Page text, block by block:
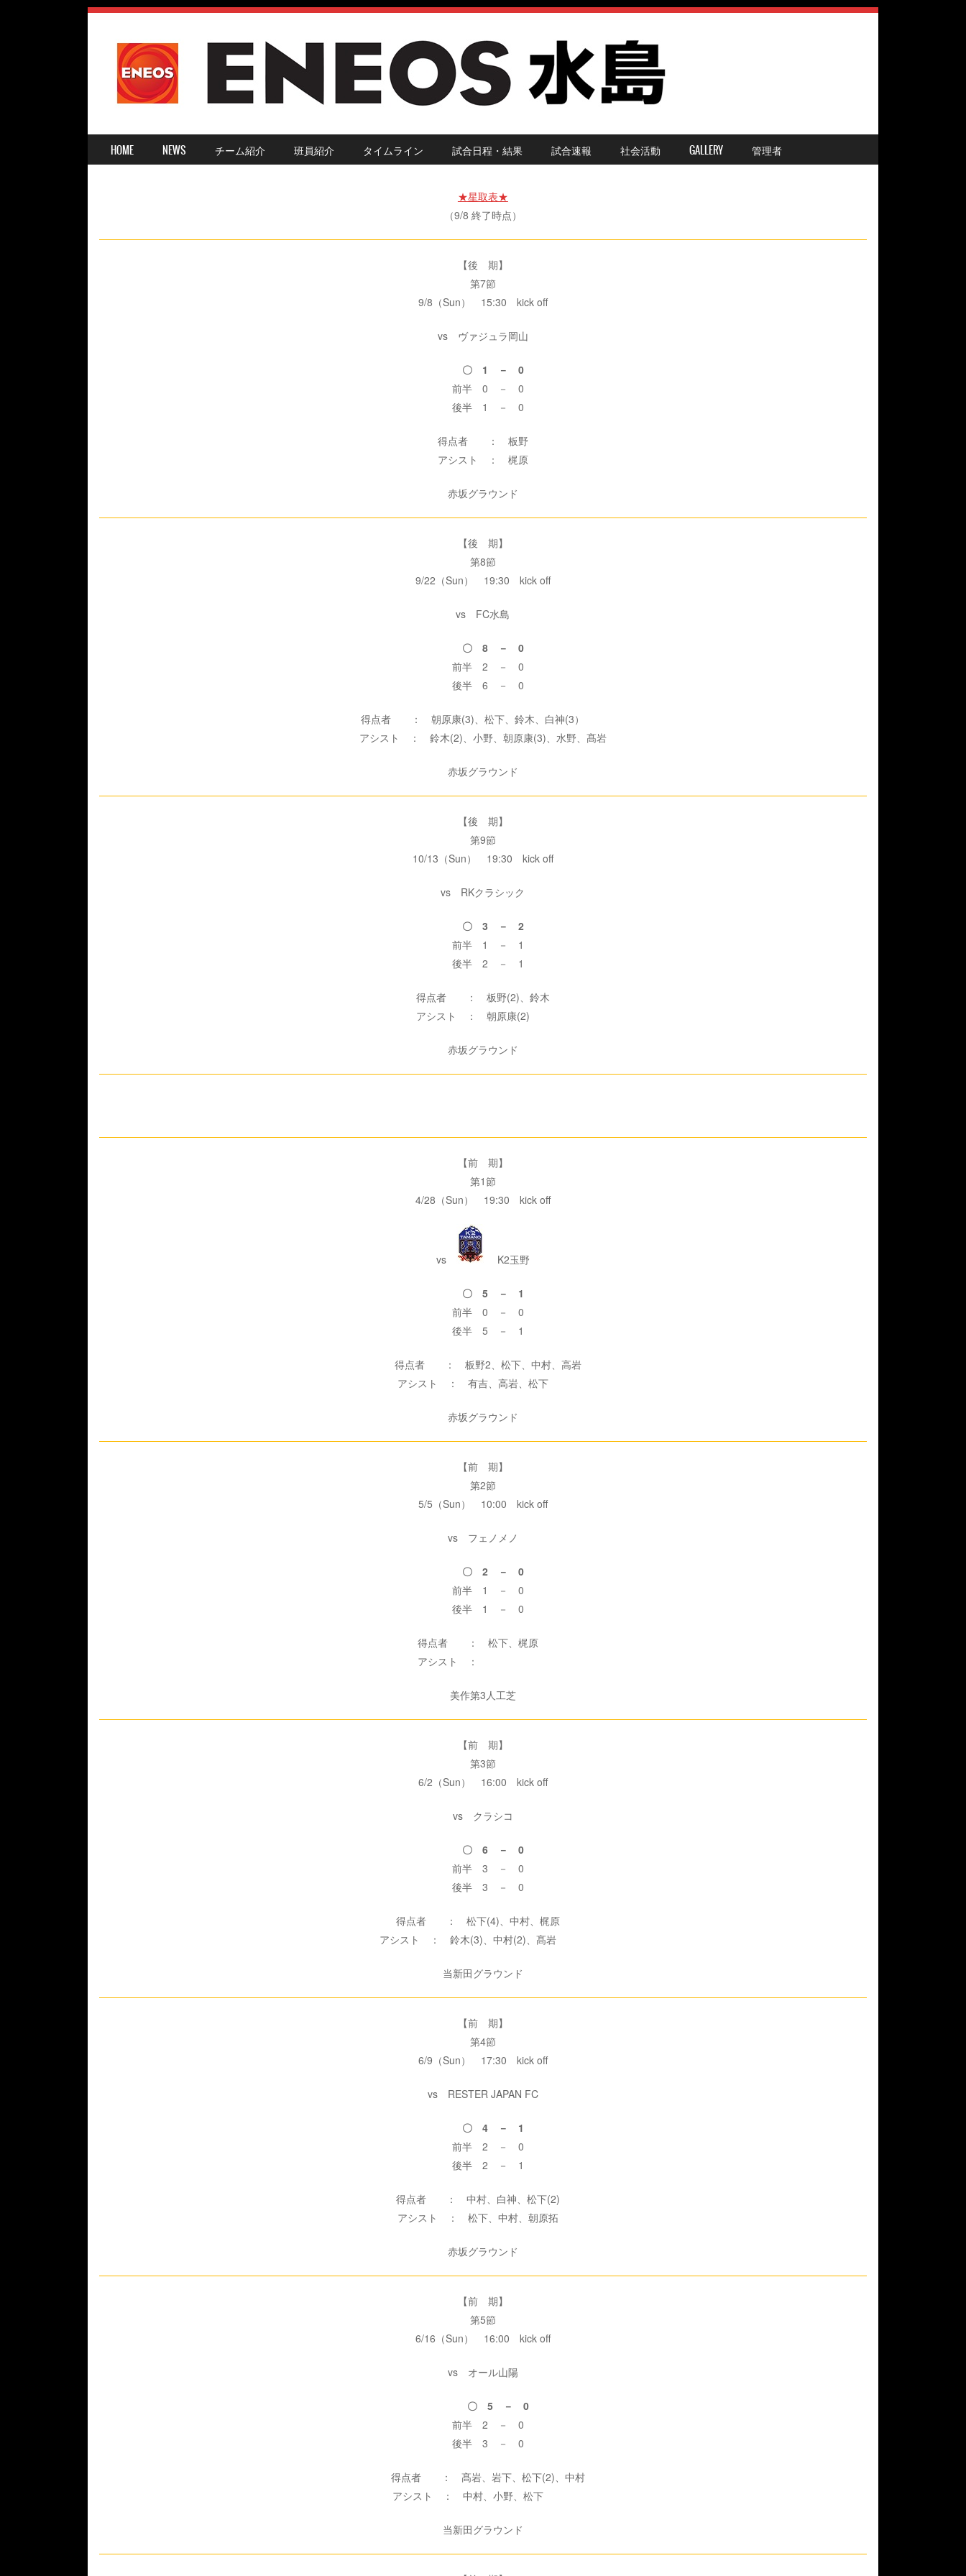
MENU ≡
SKIP TO CONTENT
HOME NEWS チーム紹介 班員紹介 タイムライン 試合日程・結果 試合速報 社会活動 GALLERY 管理者
★星取表★
（9/8 終了時点）
【後 期】
第7節
9/8（Sun） 15:30 kick off
vs ヴァジュラ岡山
〇 1 － 0
前半 0 － 0
後半 1 － 0
得点者 ： 板野
アシスト ： 梶原
赤坂グラウンド
【後 期】
第8節
9/22（Sun） 19:30 kick off
vs FC水島
〇 8 － 0
前半 2 － 0
後半 6 － 0
得点者 ： 朝原康(3)、松下、鈴木、白神(3）
アシスト ： 鈴木(2)、小野、朝原康(3)、水野、髙岩
赤坂グラウンド
【後 期】
第9節
10/13（Sun） 19:30 kick off
vs RKクラシック
〇 3 － 2
前半 1 － 1
後半 2 － 1
得点者 ： 板野(2)、鈴木
アシスト ： 朝原康(2)
赤坂グラウンド
【前 期】
第1節
4/28（Sun） 19:30 kick off
vs K2玉野
〇 5 － 1
前半 0 － 0
後半 5 － 1
得点者 ： 板野2、松下、中村、高岩
アシスト ： 有吉、高岩、松下
赤坂グラウンド
【前 期】
第2節
5/5（Sun） 10:00 kick off
vs フェノメノ
〇 2 － 0
前半 1 － 0
後半 1 － 0
得点者 ： 松下、梶原
アシスト ：
美作第3人工芝
【前 期】
第3節
6/2（Sun） 16:00 kick off
vs クラシコ
〇 6 － 0
前半 3 － 0
後半 3 － 0
得点者 ： 松下(4)、中村、梶原
アシスト ： 鈴木(3)、中村(2)、髙岩
当新田グラウンド
【前 期】
第4節
6/9（Sun） 17:30 kick off
vs RESTER JAPAN FC
〇 4 － 1
前半 2 － 0
後半 2 － 1
得点者 ： 中村、白神、松下(2)
アシスト ： 松下、中村、朝原拓
赤坂グラウンド
【前 期】
第5節
6/16（Sun） 16:00 kick off
vs オール山陽
〇 5 － 0
前半 2 － 0
後半 3 － 0
得点者 ： 髙岩、岩下、松下(2)、中村
アシスト ： 中村、小野、松下
当新田グラウンド